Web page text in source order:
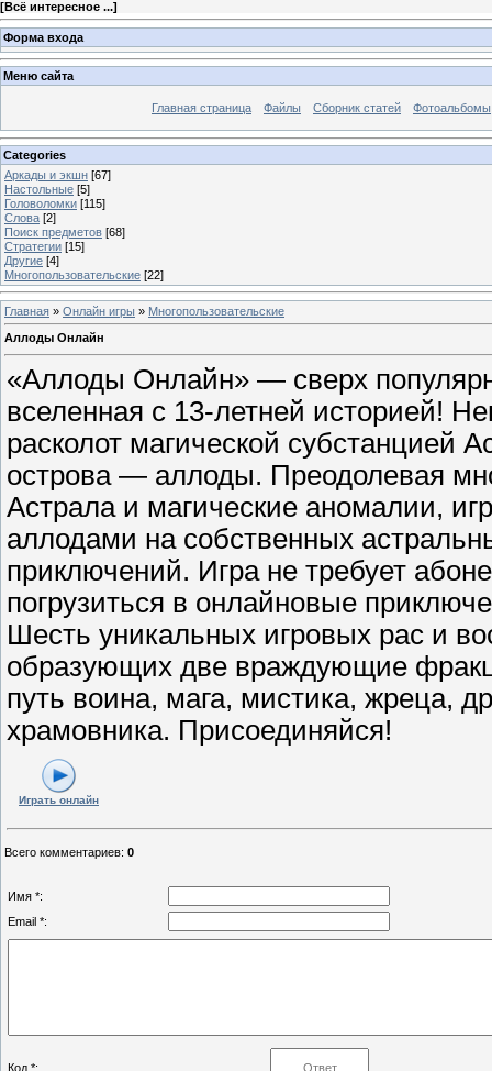
[Всё интересное ...]
Форма входа
Меню сайта
Главная страница Файлы Сборник статей Фотоальбомы
Categories
Аркады и экшн [67]
Настольные [5]
Головоломки [115]
Слова [2]
Поиск предметов [68]
Стратегии [15]
Другие [4]
Многопользовательские [22]
Главная » Онлайн игры » Многопользовательские
Аллоды Онлайн
«Аллоды Онлайн» — сверх
вселенная с 13-летней историей!
расколот магической субстанцией
острова — аллоды. Преодолевая
Астрала и магические аномалии,
аллодами на собственных
приключений. Игра не требует
погрузиться в онлайновые
Шесть уникальных игровых рас и
образующих две враждующие
путь воина, мага, мистика, жреца,
храмовника. Присоединяйся!
Играть онлайн
Всего комментариев: 0
Имя *:
Email *:
Код *: